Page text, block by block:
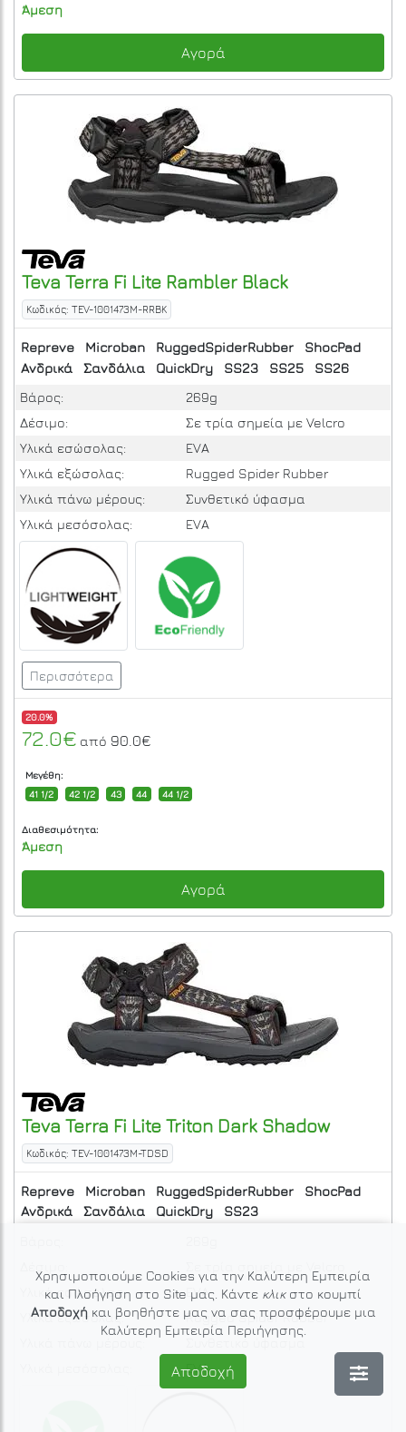
Άμεση
Αγορά
Teva Terra Fi Lite Rambler Black
Κωδικός: TEV-1001473M-RRBK
Repreve Microban RuggedSpiderRubber
ShocPad
Ανδρικά
Σανδάλια QuickDry SS23 SS25
SS26
Βάρος:
269g
Δέσιμο:
Σε τρία σημεία με Velcro
Υλικά εσώσολας:
EVA
Υλικά εξώσολας:
Rugged Spider Rubber
Υλικά πάνω μέρους:
Συνθετικό ύφασμα
Υλικά μεσόσολας:
EVA
Περισσότερα
20.0%
72.0€ από 90.0€
Μεγέθη:
41 1/2
42 1/2 43 44 44 1/2
Διαθεσιμότητα:
Άμεση
Αγορά
Teva Terra Fi Lite Triton Dark Shadow
Κωδικός: TEV-1001473M-TDSD
Repreve Microban RuggedSpiderRubber
ShocPad
Ανδρικά
Σανδάλια QuickDry
SS23
Υλικά εσώσολας:
EVA
Υλικά εξώσολας:
Rugged Spider Rubber
Συνθετικό ύφασμα
EVA
Χρησιμοποιούμε Cookies για την Καλύτερη Εμπειρία
και Πλοήγηση στο Site μας. Κάντε κλικ στο κουμπί
Αποδοχήκαι βοηθήστε μας να σας προσφέρουμε μια
Καλύτερη Εμπειρία Περιήγησης.
Αποδοχή